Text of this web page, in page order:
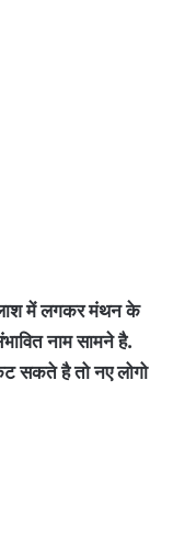
में लगकर मंथन के
नाम सामने है.
कट सकते है तो नए लोगो